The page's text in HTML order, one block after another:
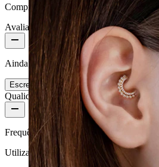
Comprimento:
6 mm
Avaliações do produto
Ainda não há avaliações para este produto
Escreve uma avaliação
Qualidade do produto
Frequência de utilização
Utilização diária